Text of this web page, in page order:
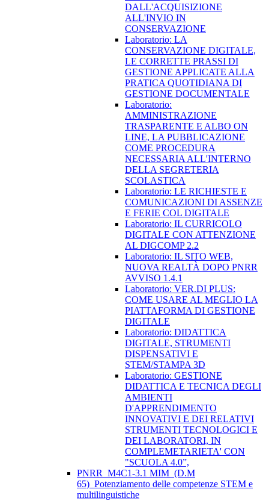
DALL'ACQUISIZIONE
ALL'INVIO IN
CONSERVAZIONE
Laboratorio: LA
CONSERVAZIONE DIGITALE,
LE CORRETTE PRASSI DI
GESTIONE APPLICATE ALLA
PRATICA QUOTIDIANA DI
GESTIONE DOCUMENTALE
Laboratorio:
AMMINISTRAZIONE
TRASPARENTE E ALBO ON
LINE, LA PUBBLICAZIONE
COME PROCEDURA
NECESSARIA ALL'INTERNO
DELLA SEGRETERIA
SCOLASTICA
Laboratorio: LE RICHIESTE E
COMUNICAZIONI DI ASSENZE
E FERIE COL DIGITALE
Laboratorio: IL CURRICOLO
DIGITALE CON ATTENZIONE
AL DIGCOMP 2.2
Laboratorio: IL SITO WEB,
NUOVA REALTÀ DOPO PNRR
AVVISO 1.4.1
Laboratorio: VER.DI PLUS:
COME USARE AL MEGLIO LA
PIATTAFORMA DI GESTIONE
DIGITALE
Laboratorio: DIDATTICA
DIGITALE, STRUMENTI
DISPENSATIVI E
STEM/STAMPA 3D
Laboratorio: GESTIONE
DIDATTICA E TECNICA DEGLI
AMBIENTI
D'APPRENDIMENTO
INNOVATIVI E DEI RELATIVI
STRUMENTI TECNOLOGICI E
DEI LABORATORI, IN
COMPLEMETARIETA' CON
"SCUOLA 4.0”,
PNRR_M4C1-3.1 MIM_(D.M
65)_Potenziamento delle competenze STEM e
multilinguistiche